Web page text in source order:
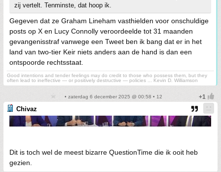
zij vertelt. Tenminste, dat hoop ik.
Gegeven dat ze Graham Lineham vasthielden voor onschuldige
posts op X en Lucy Connolly veroordeelde tot 31 maanden
gevangenisstraf vanwege een Tweet ben ik bang dat er in het
land van two-tier Keir niets anders aan de hand is dan een
ontspoorde rechtsstaat.
Good intentions and tender feelings may do credit to those who possess them, but they
often lead to ineffective — or positively destructive — policies ... Kevin D. Williamson
• zaterdag 6 december 2025 @ 00:58 • 12
Chivaz
Dit is toch wel de meest bizarre QuestionTime die ik ooit heb
gezien.